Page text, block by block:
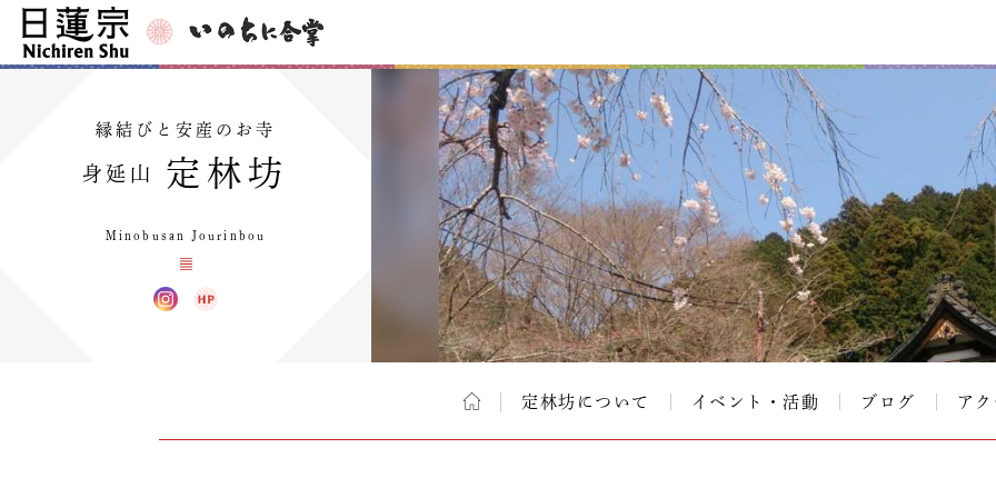
縁結びと安産のお寺
身延山 定林坊
Minobusan Jourinbou
定林坊について イベント・活動 ブログ ア